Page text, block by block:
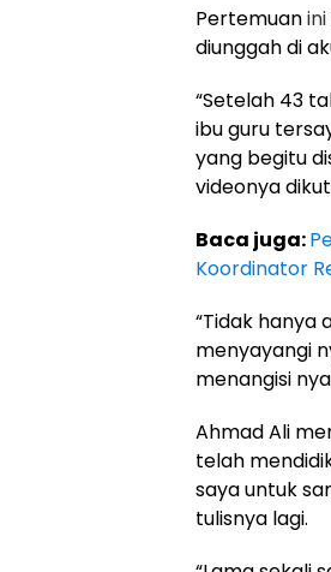
Pertemuanini
diunggah di
“Setelah 43
ibu guru
yang begitu
videonya
Baca juga:
Koordinator
“Tidak hanya
menyayangi
menangisi
Ahmad Ali
telah
saya untuk
tulisnya lagi.